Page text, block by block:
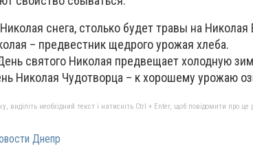
снега, столько будет травы на
– предвестник щедрого урожая хлеба.
святого Николая предвещает холодную
Николая Чудотворца – к хорошему урожаю
виділіть необхідний текст і натисніть Ctrl + Enter, щоб повідомити про це
Днепр